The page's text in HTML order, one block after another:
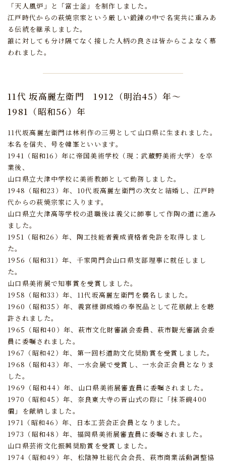
「天人風炉」と「富士釜」を制作しました。
江戸時代からの萩焼宗家という厳しい鍛錬の中で名実共に重みあ
る伝統を継承しました。
誰に対しても分け隔てなく接した人柄の良さは皆からこよなく慕
われました。
11代 坂高麗左衛門1912（明治45）年～
1981（昭和56）年
11代坂高麗左衛門は林利作の三男として山口県に生まれました。
本名を信夫、号を韓峯といいます。
1941（昭和16）年に帝国美術学校（現：武蔵野美術大学）を卒
業後、
山口県立大津中学校に美術教師として勤務しました。
1948（昭和23）年、10代坂高麗左衛門の次女と結婚し、江戸時
代からの萩焼宗家に入ります。
山口県立大津高等学校の退職後は義父に師事して作陶の道に進み
ました。
1951（昭和26）年、陶工技能者養成資格者免許を取得しまし
た。
1956（昭和31）年、千家同門会山口県支部理事に就任しまし
た。
山口県美術展で知事賞を受賞しました。
1958（昭和33）年、11代坂高麗左衛門を襲名しました。
1960（昭和35）年、義宮様御成婚の奉祝品として花瓶献上を聴
許されました。
1965（昭和40）年、萩市文化財審議会委員、萩市観光審議会委
員に委嘱されました。
1967（昭和42）年、第一回杉道助文化奨励賞を受賞しました。
1968（昭和43）年、一水会展で受賞し、一水会正会員となりま
した。
1969（昭和44）年、山口県美術展審査員に委嘱されました。
1970（昭和45）年、奈良東大寺の晋山式の際に「抹茶碗400
個」を献納しました。
1971（昭和46）年、日本工芸会正会員となりました。
1973（昭和48）年、福岡県美術展審査員に委嘱されました。
山口県芸術文化振興奨励賞を受賞しました。
1974（昭和49）年、松陰神社総代会会長、萩市商業活動調整協